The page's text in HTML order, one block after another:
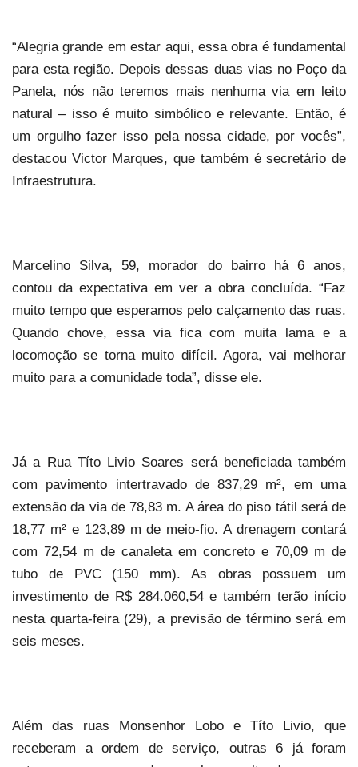
“Alegria grande em estar aqui, essa obra é fundamental
para esta região. Depois dessas duas vias no Poço da
Panela, nós não teremos mais nenhuma via em leito
natural – isso é muito simbólico e relevante. Então, é
um orgulho fazer isso pela nossa cidade, por vocês”,
destacou Victor Marques, que também é secretário de
Infraestrutura.
Marcelino Silva, 59, morador do bairro há 6 anos,
contou da expectativa em ver a obra concluída. “Faz
muito tempo que esperamos pelo calçamento das ruas.
Quando chove, essa via fica com muita lama e a
locomoção se torna muito difícil. Agora, vai melhorar
muito para a comunidade toda”, disse ele.
Já a Rua Títo Livio Soares será beneficiada também
com pavimento intertravado de 837,29 m², em uma
extensão da via de 78,83 m. A área do piso tátil será de
18,77 m² e 123,89 m de meio-fio. A drenagem contará
com 72,54 m de canaleta em concreto e 70,09 m de
tubo de PVC (150 mm). As obras possuem um
investimento de R$ 284.060,54 e também terão início
nesta quarta-feira (29), a previsão de término será em
seis meses.
Além das ruas Monsenhor Lobo e Títo Livio, que
receberam a ordem de serviço, outras 6 já foram